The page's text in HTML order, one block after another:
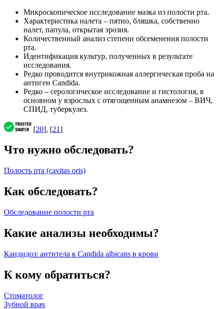
Микроскопическое исследование мазка из полости рта.
Характеристика налета – пятно, бляшка, собственно
налет, папула, открытая эрозия.
Количественный анализ степени обсеменения полости
рта.
Идентификация культур, полученных в результате
исследования.
Редко проводится внутрикожная аллергическая проба на
антиген Candida.
Редко – серологическое исследование и гистология, в
основном у взрослых с отягощенным анамнезом – ВИЧ,
СПИД, туберкулез.
[20], [21]
Что нужно обследовать?
Полость рта (cavitas oris)
Как обследовать?
Обследование полости рта
Какие анализы необходимы?
Кандидоз: антитела к Candida albicans в крови
К кому обратиться?
Стоматолог
Зубной врач